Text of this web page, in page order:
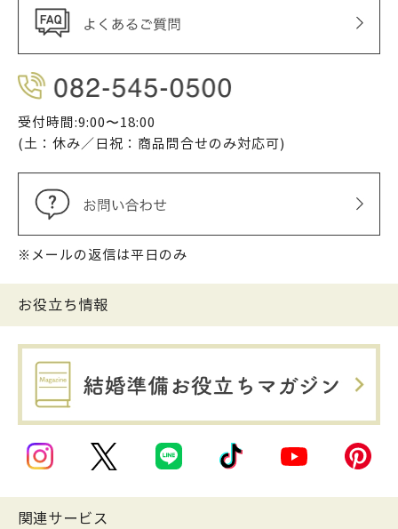
受付時間:9:00〜18:00
(土：休み／日祝：商品問合せのみ対応可)
※メールの返信は平日のみ
お役立ち情報
関連サービス